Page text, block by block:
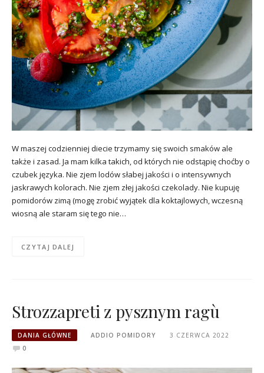
W maszej codzienniej diecie trzymamy się swoich smaków ale
także i zasad. Ja mam kilka takich, od których nie odstąpię choćby o
czubek języka. Nie zjem lodów słabej jakości i o intensywnych
jaskrawych kolorach. Nie zjem złej jakości czekolady. Nie kupuję
pomidorów zimą (mogę zrobić wyjątek dla koktajlowych, wczesną
wiosną ale staram się tego nie…
CZYTAJ DALEJ
Strozzapreti z pysznym ragù
DANIA GŁÓWNE ADDIO POMIDORY
3 CZERWCA 2022
0